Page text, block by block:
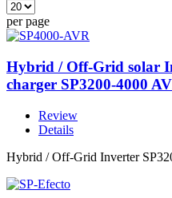
per page
Hybrid / Off-Grid solar
charger SP3200-4000
Review
Details
Hybrid / Off-Grid Inverter